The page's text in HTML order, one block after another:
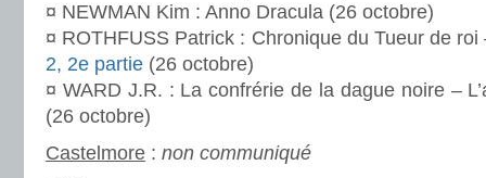
¤ NEWMAN Kim : Anno Dracula (26 octobre)
¤ ROTHFUSS Patrick : Chronique du Tueur de
2, 2e partie (26 octobre)
¤ WARD J.R. : La confrérie de la dague noire –
(26 octobre)
Castelmore : non communiqué